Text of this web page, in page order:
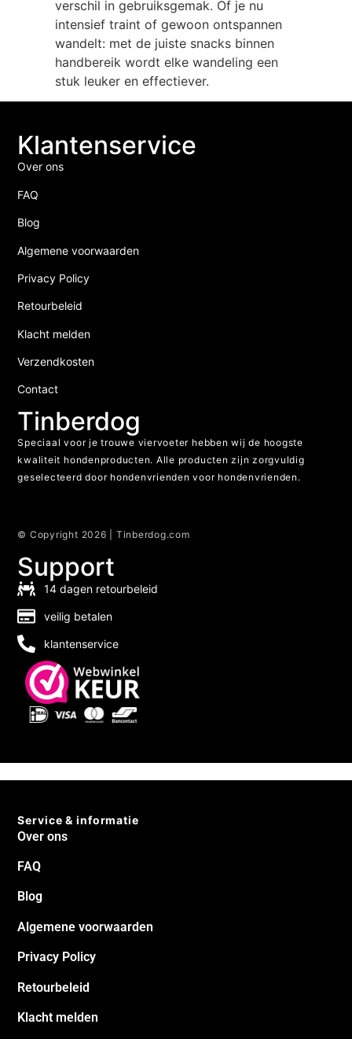
verschil in gebruiksgemak. Of je nu
intensief traint of gewoon ontspannen
wandelt: met de juiste snacks binnen
handbereik wordt elke wandeling een
stuk leuker en effectiever.
Klantenservice
Over ons
FAQ
Blog
Algemene voorwaarden
Privacy Policy
Retourbeleid
Klacht melden
Verzendkosten
Contact
Tinberdog
Speciaal voor je trouwe viervoeter hebben wij de hoogste
kwaliteit hondenproducten. Alle producten zijn zorgvuldig
geselecteerd door hondenvrienden voor hondenvrienden.
© Copyright 2026 | Tinberdog.com
Support
14 dagen retourbeleid
veilig betalen
klantenservice
Service & informatie
Over ons
FAQ
Blog
Algemene voorwaarden
Privacy Policy
Retourbeleid
Klacht melden